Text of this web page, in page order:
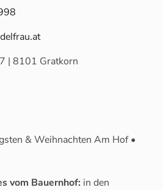
| 8101 Gratkorn
& Weihnachten Am Hof •
vom Bauernhof: in den